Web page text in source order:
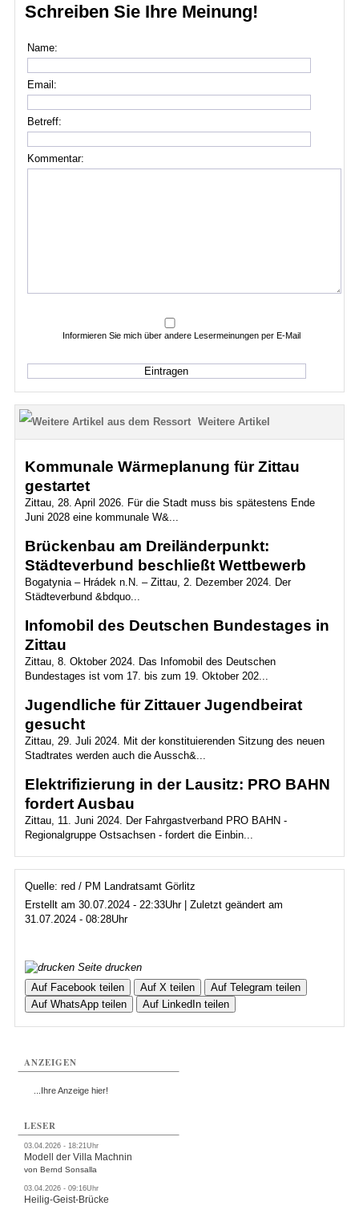
Schreiben Sie Ihre Meinung!
Name:
Email:
Betreff:
Kommentar:
Informieren Sie mich über andere Lesermeinungen per E-Mail
Weitere Artikel
Kommunale Wärmeplanung für Zittau
gestartet
Zittau, 28. April 2026. Für die Stadt muss bis spätestens Ende
Juni 2028 eine kommunale W&...
Brückenbau am Dreiländerpunkt:
Städteverbund beschließt Wettbewerb
Bogatynia – Hrádek n.N. – Zittau, 2. Dezember 2024. Der
Städteverbund &bdquo...
Infomobil des Deutschen Bundestages in
Zittau
Zittau, 8. Oktober 2024. Das Infomobil des Deutschen
Bundestages ist vom 17. bis zum 19. Oktober 202...
Jugendliche für Zittauer Jugendbeirat
gesucht
Zittau, 29. Juli 2024. Mit der konstituierenden Sitzung des neuen
Stadtrates werden auch die Aussch&...
Elektrifizierung in der Lausitz: PRO BAHN
fordert Ausbau
Zittau, 11. Juni 2024. Der Fahrgastverband PRO BAHN -
Regionalgruppe Ostsachsen - fordert die Einbin...
Quelle: red / PM Landratsamt Görlitz
Erstellt am 30.07.2024 - 22:33Uhr | Zuletzt geändert am
31.07.2024 - 08:28Uhr
Seite drucken
Auf Facebook teilen
Auf X teilen
Auf Telegram teilen
Auf WhatsApp teilen
Auf LinkedIn teilen
ANZEIGEN
...Ihre Anzeige hier!
LESER
03.04.2026 - 18:21Uhr
Modell der Villa Machnin
von Bernd Sonsalla
03.04.2026 - 09:16Uhr
Heilig-Geist-Brücke